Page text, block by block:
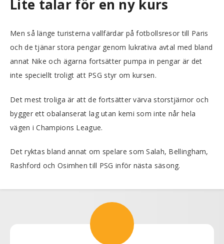
Lite talar för en ny kurs
Men så länge turisterna vallfärdar på fotbollsresor till Paris
och de tjänar stora pengar genom lukrativa avtal med bland
annat Nike och ägarna fortsätter pumpa in pengar är det
inte speciellt troligt att PSG styr om kursen.
Det mest troliga är att de fortsätter värva storstjärnor och
bygger ett obalanserat lag utan kemi som inte når hela
vägen i Champions League.
Det ryktas bland annat om spelare som Salah, Bellingham,
Rashford och Osimhen till PSG inför nästa säsong.